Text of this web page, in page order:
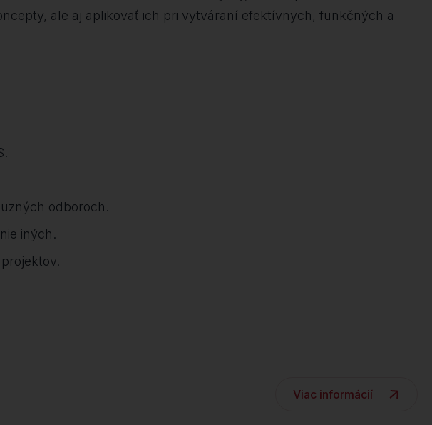
ale aj aplikovať ich pri vytváraní efektívnych, funkčných a
odboroch.
iných.
Viac informácií